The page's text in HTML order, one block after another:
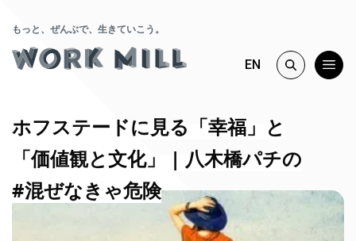
もっと、ぜんぶで、生きていこう。
EN
ホフステードに見る「幸福」と
「価値観と文化」 | 八木橋パチの
#混ぜなきゃ危険